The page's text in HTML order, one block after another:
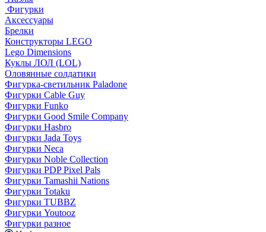
Фигурки
Аксессуары
Брелки
Конструкторы LEGO
Lego Dimensions
Куклы ЛОЛ (LOL)
Оловянные солдатики
Фигурка-светильник Paladone
Фигурки Cable Guy
Фигурки Funko
Фигурки Good Smile Company
Фигурки Hasbro
Фигурки Jada Toys
Фигурки Neca
Фигурки Noble Collection
Фигурки PDP Pixel Pals
Фигурки Tamashii Nations
Фигурки Totaku
Фигурки TUBBZ
Фигурки Youtooz
Фигурки разное